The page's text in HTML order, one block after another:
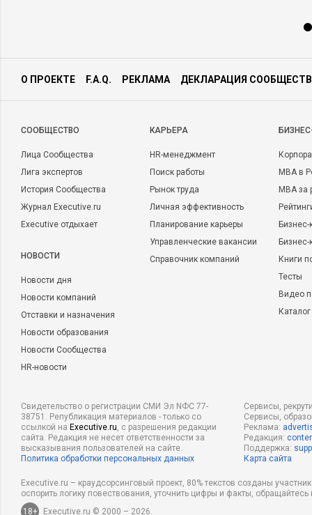
О ПРОЕКТЕ F.A.Q. РЕКЛАМА ДЕКЛАРАЦИЯ
CООБЩЕСТВО
Лица Сообщества
Лига экспертов
История Сообщества
Журнал Executive.ru
Executive отдыхает
НОВОСТИ
Новости дня
Новости компаний
Отставки и назначения
Новости образования
Новости Сообщества
HR-новости
КАРЬЕРА
HR-менеджмент
Поиск работы
Рынок труда
Личная эффективность
Планирование карьеры
Управленческие вакансии
Справочник компаний
MBA в
MBA
Бизнес-
Книги
Тесты
Видео
Свидетельство о регистрации СМИ Эл NФС 77-
38751. Републикация материалов - только со
ссылкой на Executive.ru, с разрешения редакции
сайта. Редакция не несет ответственности за
высказывания пользователей на сайте.
Политика обработки персональных данных
Сервисы,
Сервисы,
Реклама:
Редакция:
Поддержка:
Карта сайта
Executive.ru – краудсорсинговый проект, 80% текстов созданы
оспорить логику повествования, уточнить цифры и факты,
18+
Executive.ru © 2000 – 2026.